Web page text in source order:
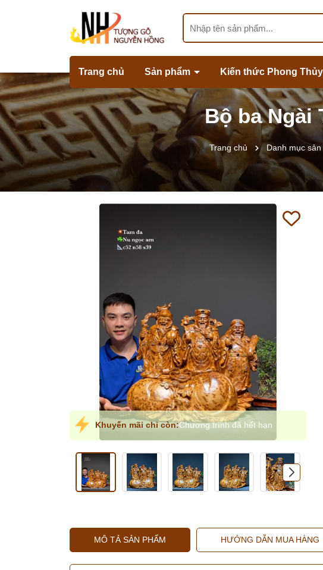
Trang chủ Sản phẩm Kiến thức Phong Thủy
Bộ ba Ngài
Trang chủ Danh mục
Khuyến mãi chỉ còn:Chương trình đã hết hạn
MÔ TẢ SẢN PHẨM HƯỚNG DẪN MUA HÀNG